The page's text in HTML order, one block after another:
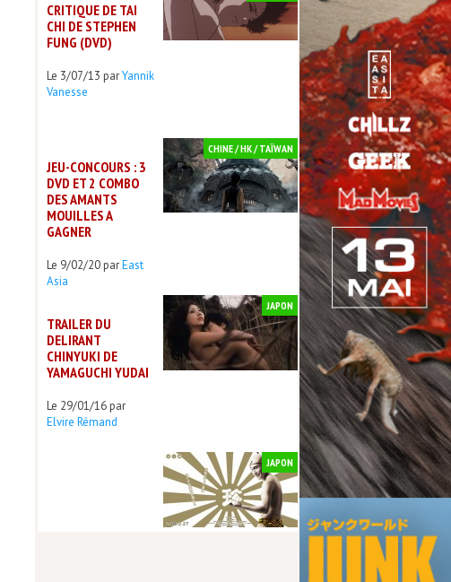
CRITIQUE DE TAI
CHI DE STEPHEN
FUNG (DVD)
Le 3/07/13 parYannik
Vanesse
CHINE / HK / TAÏWAN
JEU-CONCOURS : 3
DVD ET 2 COMBO
DES AMANTS
MOUILLES A
GAGNER
Le 9/02/20 parEast
Asia
JAPON
TRAILER DU
DELIRANT
CHINYUKI DE
YAMAGUCHI YUDAI
Le 29/01/16 par
Elvire Rémand
JAPON